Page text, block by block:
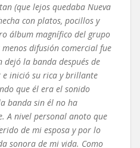
(que lejos quedaba Nueva
con platos, pocillos y
álbum magnífico del grupo
difusión comercial fue
dejó la banda después de
e inició su rica y brillante
que él era el sonido
banda sin él no ha
A nivel personal anoto que
de mi esposa y por lo
sonora de mi vida. Como